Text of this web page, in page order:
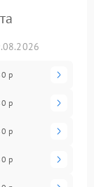
р
р
р
р